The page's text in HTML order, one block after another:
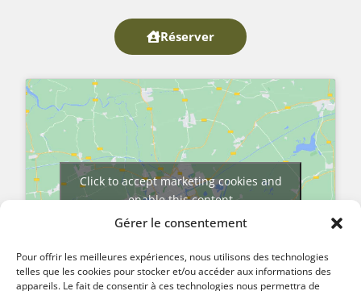
Gérer le consentement
Pour offrir les meilleures expériences, nous utilisons des technologies
telles que les cookies pour stocker et/ou accéder aux informations des
appareils. Le fait de consentir à ces technologies nous permettra de
Réserver
Click to accept marketing cookies and
enable this content